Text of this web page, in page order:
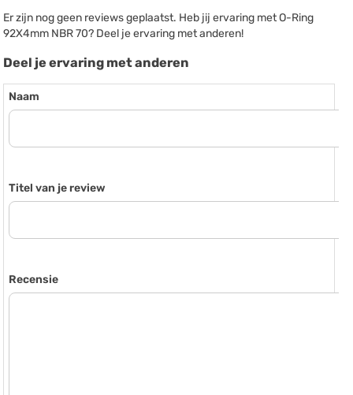
Er zijn nog geen reviews geplaatst. Heb jij ervaring met O-Ring
92X4mm NBR 70? Deel je ervaring met anderen!
Deel je ervaring met anderen
Naam
Titel van je review
Recensie